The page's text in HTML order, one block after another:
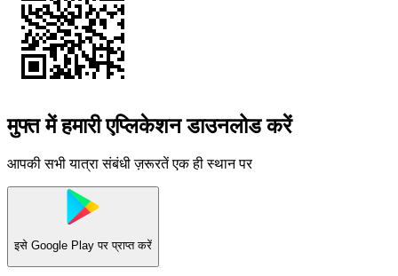
मुफ्त में हमारी एप्लिकेशन डाउनलोड करें
आपकी सभी यात्रा संबंधी ज़रूरतें एक ही स्थान पर
इसे Google Play पर प्राप्त करें